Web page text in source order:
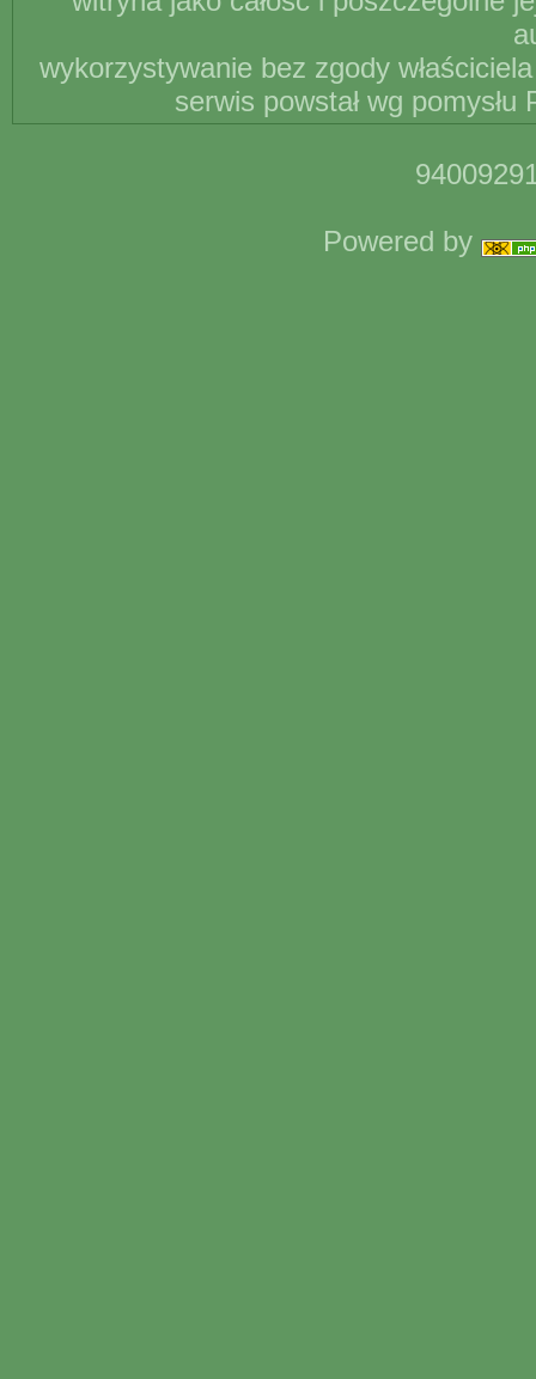
wykorzystywanie bez zgody
serwis powstał wg
Powered by